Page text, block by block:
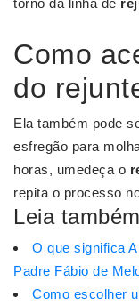
torno da linha de
Como
do
Ela também pode
esfregão para
horas, umedeça o
repita o processo
Leia também
O que significa
Padre Fábio de
Como escolher